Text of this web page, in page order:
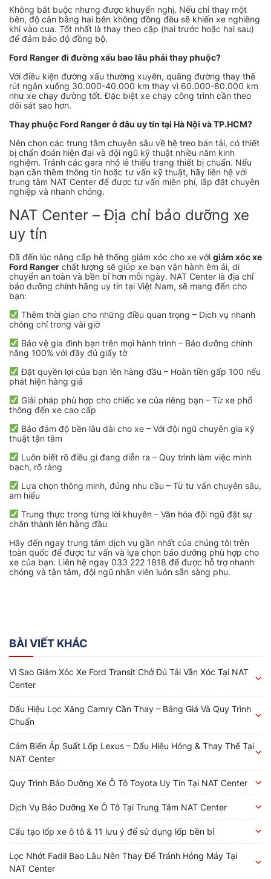
Không bắt buộc nhưng được khuyến nghị. Nếu chỉ thay một
bên, độ cân bằng hai bên không đồng đều sẽ khiến xe nghiêng
khi vào cua. Tốt nhất là thay theo cặp (hai trước hoặc hai sau)
để đảm bảo độ đồng bộ.
Ford Ranger đi đường xấu bao lâu phải thay phuộc?
Với điều kiện đường xấu thường xuyên, quãng đường thay thế
rút ngắn xuống 30.000-40.000 km thay vì 60.000-80.000 km
như xe chạy đường tốt. Đặc biệt xe chạy công trình cần theo
dõi sát sao hơn.
Thay phuộc Ford Ranger ở đâu uy tín tại Hà Nội và TP.HCM?
Nên chọn các trung tâm chuyên sâu về hệ treo bán tải, có thiết
bị chẩn đoán hiện đại và đội ngũ kỹ thuật nhiều năm kinh
nghiệm. Tránh các gara nhỏ lẻ thiếu trang thiết bị chuẩn. Nếu
bạn cần thêm thông tin hoặc tư vấn kỹ thuật, hãy liên hệ với
trung tâm NAT Center để được tư vấn miễn phí, lắp đặt chuyên
nghiệp và nhanh chóng.
NAT Center – Địa chỉ bảo dưỡng xe
uy tín
Đã đến lúc nâng cấp hệ thống giảm xóc cho xe với giảm xóc xe
Ford Ranger chất lượng sẽ giúp xe bạn vận hành êm ái, di
chuyển an toàn và bền bỉ hơn mỗi ngày. NAT Center là địa chỉ
bảo dưỡng chính hãng uy tín tại Việt Nam, sẽ mang đến cho
bạn:
Thêm thời gian cho những điều quan trọng – Dịch vụ nhanh
chóng chỉ trong vài giờ
Bảo vệ gia đình bạn trên mọi hành trình – Bảo dưỡng chính
hãng 100% với đầy đủ giấy tờ
Đặt quyền lợi của bạn lên hàng đầu – Hoàn tiền gấp 100 nếu
phát hiện hàng giả
Giải pháp phù hợp cho chiếc xe của riêng bạn – Từ xe phổ
thông đến xe cao cấp
Bảo đảm độ bền lâu dài cho xe – Với đội ngũ chuyên gia kỹ
thuật tận tâm
Luôn biết rõ điều gì đang diễn ra – Quy trình làm việc minh
bạch, rõ ràng
Lựa chọn thông minh, đúng nhu cầu – Từ tư vấn chuyên sâu,
am hiểu
Trung thực trong từng lời khuyên – Văn hóa đội ngũ đặt sự
chân thành lên hàng đầu
Hãy đến ngay trung tâm dịch vụ gần nhất của chúng tôi trên
toàn quốc để được tư vấn và lựa chọn bảo dưỡng phù hợp cho
xe của bạn. Liên hệ ngay 033 222 1818 để được hỗ trợ nhanh
chóng và tận tâm, đội ngũ nhân viên luôn sẵn sàng phụ.
BÀI VIẾT KHÁC
Vì Sao Giảm Xóc Xe Ford Transit Chở Đủ Tải Vẫn Xóc Tại NAT
Center
Dấu Hiệu Lọc Xăng Camry Cần Thay – Bảng Giá Và Quy Trình
Chuẩn
Cảm Biến Áp Suất Lốp Lexus – Dấu Hiệu Hỏng & Thay Thế Tại
NAT Center
Quy Trình Bảo Dưỡng Xe Ô Tô Toyota Uy Tín Tại NAT Center
Dịch Vụ Bảo Dưỡng Xe Ô Tô Tại Trung Tâm NAT Center
Cấu tạo lốp xe ô tô & 11 lưu ý để sử dụng lốp bền bỉ
Lọc Nhớt Fadil Bao Lâu Nên Thay Để Tránh Hỏng Máy Tại
NAT Center